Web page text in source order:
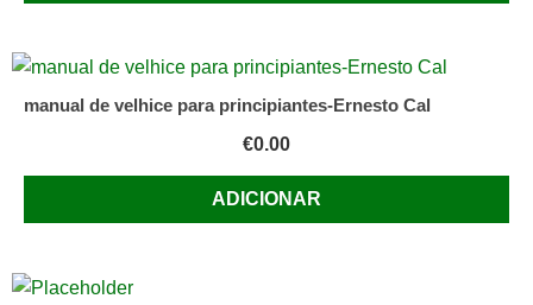
manual de velhice para principiantes-Ernesto Cal
€0.00
ADICIONAR